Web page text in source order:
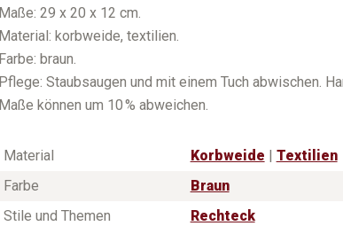
Maße: 29 x 20 x 12 cm.
Material: korbweide, textilien.
Farbe: braun.
Pflege: Staubsaugen und mit einem Tuch abwischen.
Maße können um 10 % abweichen.
Material Korbweide
Textilien
Farbe
Braun
Stile und Themen
Rechteck